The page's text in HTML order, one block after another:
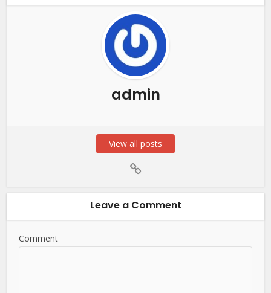
admin
View all posts
Leave a Comment
Comment